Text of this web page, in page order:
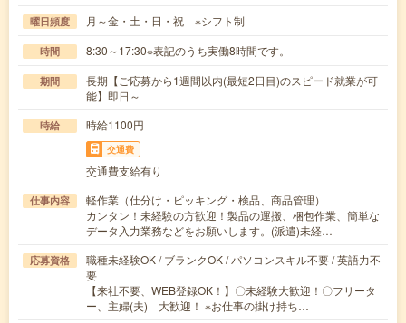
曜日頻度 月～金・土・日・祝 ※シフト制
時間 8:30～17:30※表記のうち実働8時間です。
期間
長期【ご応募から1週間以内(最短2日目)のスピード就業が可
能】即日～
時給 時給1100円
交通費
交通費支給有り
仕事内容
軽作業（仕分け・ピッキング・検品、商品管理）
カンタン！未経験の方歓迎！製品の運搬、梱包作業、簡単な
データ入力業務などをお願いします。(派遣)未経…
応募資格
職種未経験OK / ブランクOK / パソコンスキル不要 / 英語力不
要
【来社不要、WEB登録OK！】〇未経験大歓迎！〇フリータ
ー、主婦(夫) 大歓迎！ ※お仕事の掛け持ち…